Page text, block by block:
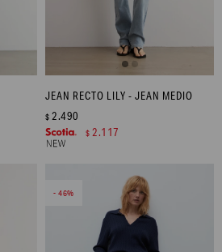
JEAN RECTO LILY - JEAN MEDIO
$ 2.490
$ 2.117
46